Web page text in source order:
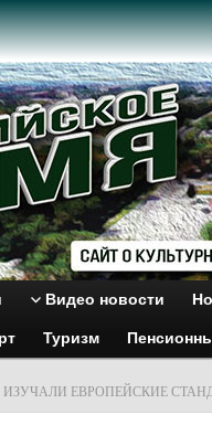
Видео новости
Туризм
ИЗУЧАЛИ ЕВРОПЕЙСКИЕ